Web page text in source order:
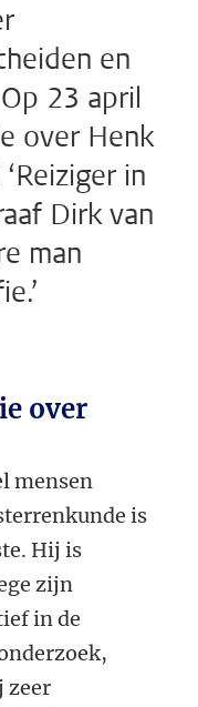
en
23 april
over Henk
in
Dirk van
man
over
mensen
is
Hij is
zijn
in de
zeer